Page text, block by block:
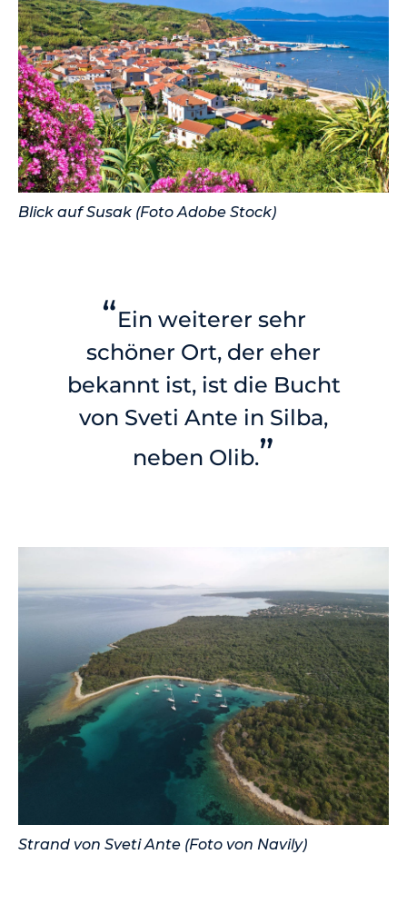
Blick auf Susak (Foto Adobe Stock)
“Ein weiterer sehr
schöner Ort, der eher
bekannt ist, ist die Bucht
von Sveti Ante in Silba,
neben Olib.”
Strand von Sveti Ante (Foto von Navily)